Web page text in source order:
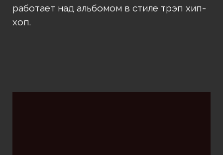
работает над альбомом в стиле трэп хип-
хоп.